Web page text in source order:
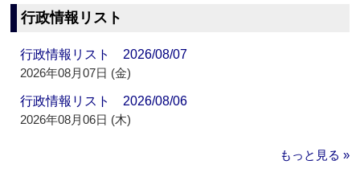
行政情報リスト
行政情報リスト 2026/08/07
2026年08月07日 (金)
行政情報リスト 2026/08/06
2026年08月06日 (木)
もっと見る »